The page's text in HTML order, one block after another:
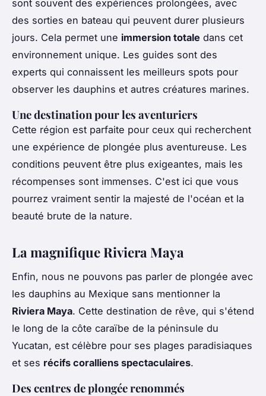
sont souvent des expériences prolongées, avec
des sorties en bateau qui peuvent durer plusieurs
jours. Cela permet une immersion totale dans cet
environnement unique. Les guides sont des
experts qui connaissent les meilleurs spots pour
observer les dauphins et autres créatures marines.
Une destination pour les aventuriers
Cette région est parfaite pour ceux qui recherchent
une expérience de plongée plus aventureuse. Les
conditions peuvent être plus exigeantes, mais les
récompenses sont immenses. C'est ici que vous
pourrez vraiment sentir la majesté de l'océan et la
beauté brute de la nature.
La magnifique Riviera Maya
Enfin, nous ne pouvons pas parler de plongée avec
les dauphins au Mexique sans mentionner la
Riviera Maya. Cette destination de rêve, qui s'étend
le long de la côte caraïbe de la péninsule du
Yucatan, est célèbre pour ses plages paradisiaques
et ses récifs coralliens spectaculaires.
Des centres de plongée renommés